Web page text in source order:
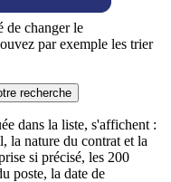
de changer le
par exemple les trier
recherche
dans la liste, s'affichent :
la nature du contrat et la
si précisé, les 200
poste, la date de